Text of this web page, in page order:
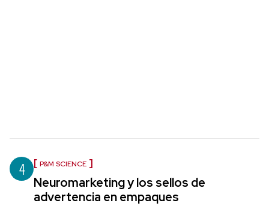
4 P&M SCIENCE
Neuromarketing y los sellos de
advertencia en empaques